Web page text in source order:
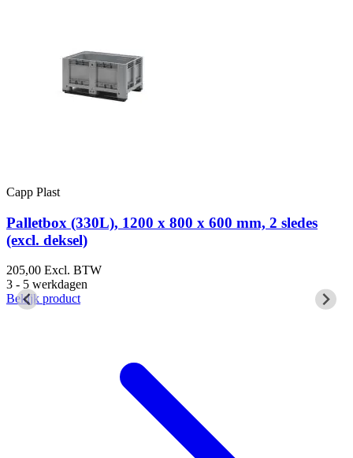
Capp Plast
Palletbox (330L), 1200 x 800 x 600 mm, 2 sledes
(excl. deksel)
205,00 Excl. BTW
3 - 5 werkdagen
Bekijk product